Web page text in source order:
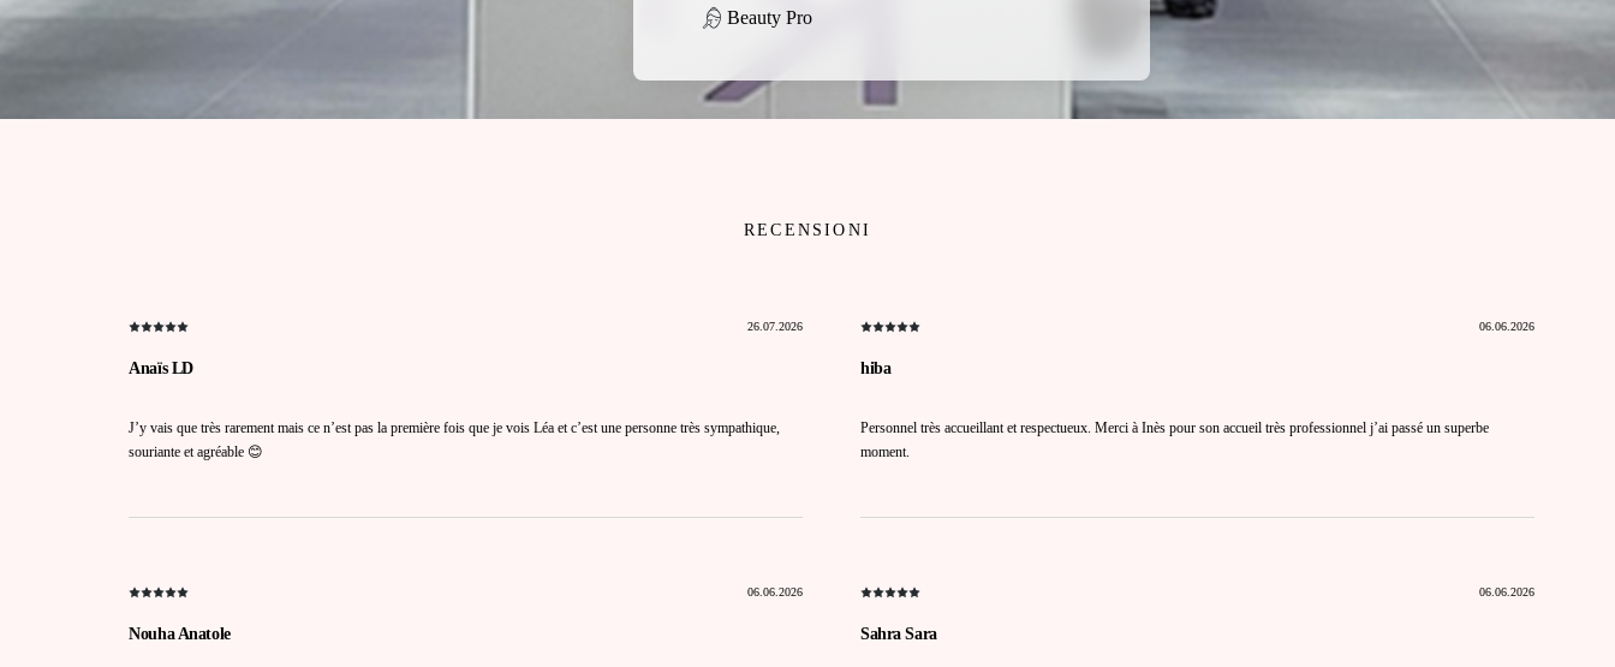
Beauty Pro
RECENSIONI
26.07.2026
Anaïs LD
J’y vais que très rarement mais ce n’est pas la première fois que je vois Léa et c’est une personne très sympathique,
souriante et agréable 😊
06.06.2026
hiba
Personnel très accueillant et respectueux. Merci à Inès pour son accueil très professionnel j’ai passé un superbe
moment.
06.06.2026
Nouha Anatole
06.06.2026
Sahra Sara